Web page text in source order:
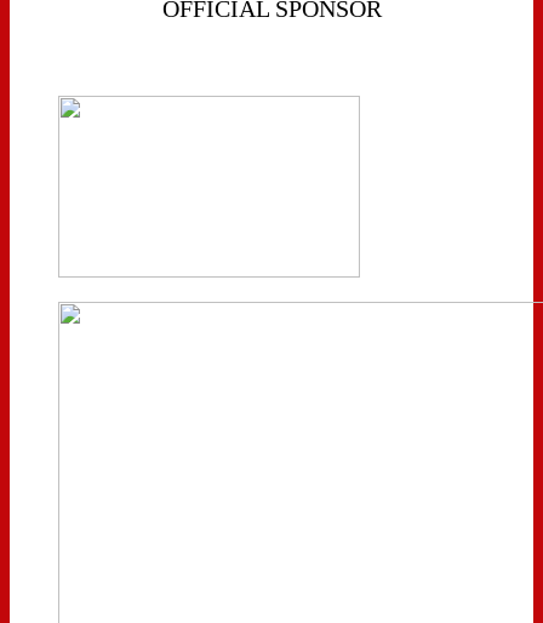
OFFICIAL SPONSOR